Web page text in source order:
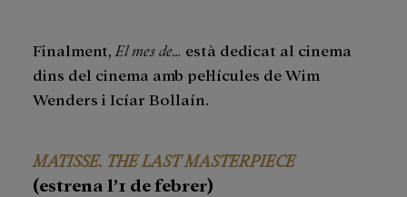
Finalment, El mes de…
està dedicat al cinema
dins del cinema amb pel·lícules de Wim
Wenders i Icíar Bollaín.
MATISSE. THE LAST MASTERPIECE
(estrena l’1 de febrer)